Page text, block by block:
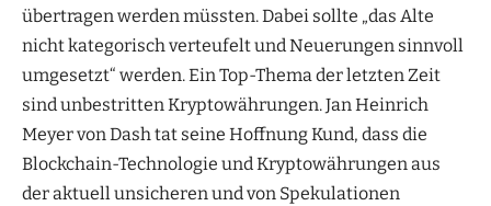
übertragen werden müssten. Dabei sollte „das Alte
nicht kategorisch verteufelt und Neuerungen sinnvoll
umgesetzt“ werden. Ein Top-Thema der letzten Zeit
sind unbestritten Kryptowährungen. Jan Heinrich
Meyer von Dash tat seine Hoffnung Kund, dass die
Blockchain-Technologie und Kryptowährungen aus
der aktuell unsicheren und von Spekulationen